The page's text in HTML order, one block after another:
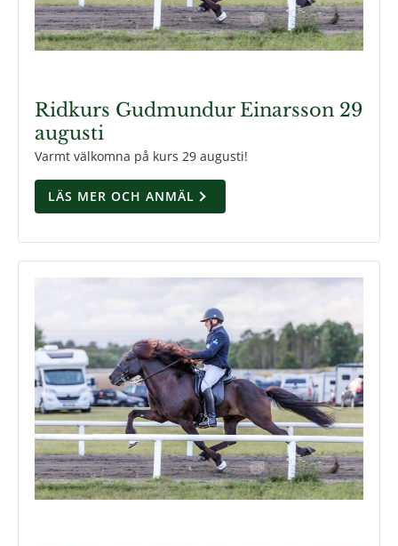
Ridkurs Gudmundur Einarsson 29
augusti
Varmt välkomna på kurs 29 augusti!
LÄS MER OCH ANMÄL